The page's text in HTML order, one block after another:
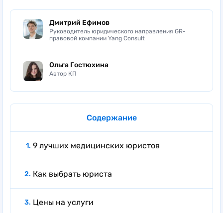
Дмитрий Ефимов
Руководитель юридического направления GR-
правовой компании Yang Consult
Ольга Гостюхина
Автор КП
Содержание
9 лучших медицинских юристов
Как выбрать юриста
Цены на услуги